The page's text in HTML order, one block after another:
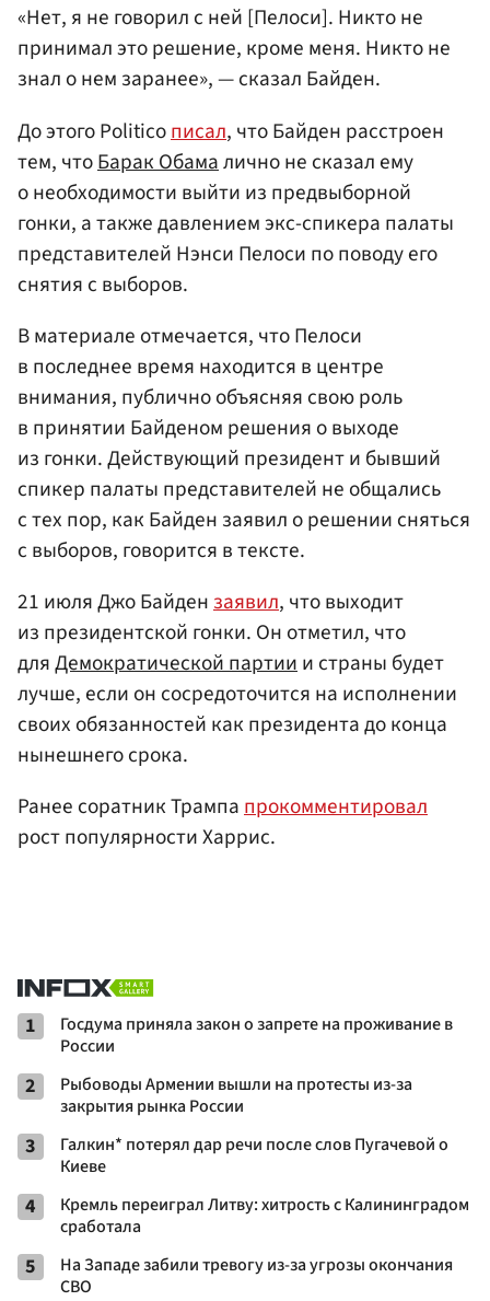
«Нет, я не говорил с ней [Пелоси]. Никто не
принимал это решение, кроме меня. Никто не
знал о нем заранее», — сказал Байден.
До этого Politicoписал, что Байден расстроен
тем, чтоБарак Обамалично не сказал ему
о необходимости выйти из предвыборной
гонки, а также давлением экс-спикера палаты
представителей Нэнси Пелоси по поводу его
снятия с выборов.
В материале отмечается, что Пелоси
в последнее время находится в центре
внимания, публично объясняя свою роль
в принятии Байденом решения о выходе
из гонки. Действующий президент и бывший
спикер палаты представителей не общались
с тех пор, как Байден заявил о решении сняться
с выборов, говорится в тексте.
21 июля Джо Байдензаявил, что выходит
из президентской гонки. Он отметил, что
дляДемократической партиии страны будет
лучше, если он сосредоточится на исполнении
своих обязанностей как президента до конца
нынешнего срока.
Ранее соратник Трампапрокомментировал
рост популярности Харрис.
1
Госдума приняла закон о запрете на проживание в
России
2
Рыбоводы Армении вышли на протесты из-за
закрытия рынка России
3
Галкин* потерял дар речи после слов Пугачевой о
Киеве
4
Кремль переиграл Литву: хитрость с Калининградом
сработала
5
На Западе забили тревогу из-за угрозы окончания
СВО